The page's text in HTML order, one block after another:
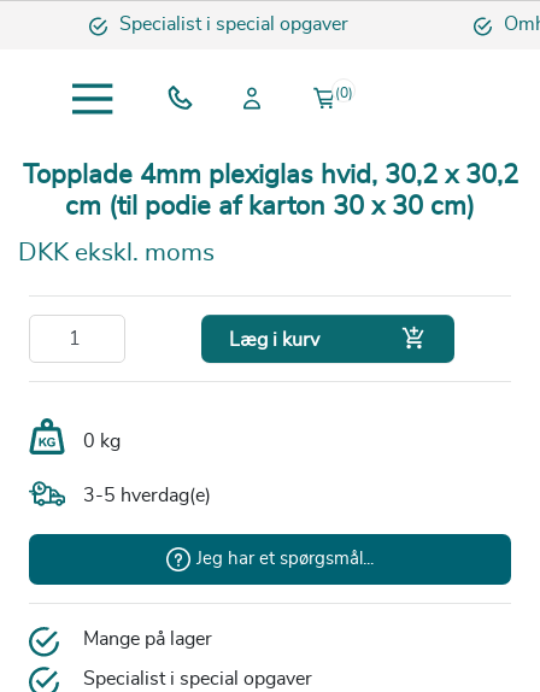
Specialist i special opgaver
(0)
Topplade 4mm plexiglas hvid, 30,2 x 30,2
cm (til podie af karton 30 x 30 cm)
DKK ekskl. moms
Læg i kurv 
0 kg
3-5 hverdag(e)
Jeg har et spørgsmål...
Mange på lager
Specialist i special opgaver